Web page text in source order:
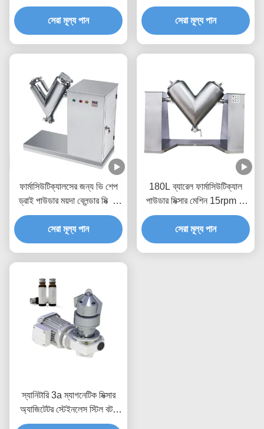
এক্স-অ্যাক্সিস ক্যালিব্রেশন সহ ড্রাম
হোল্ডার
সেরা মূল্য পান
ব্লেন্ডার
সেরা মূল্য পান
ফার্মাসিউটিক্যালসের জন্য ভি শেপ
ড্রাই পাউডার ময়দা ব্লেন্ডার মিক্সার
মেশিন
সেরা মূল্য পান
180L ব্যারেল ফার্মাসিউটিক্যাল
পাউডার মিক্সার মেশিন 15rpm V
সিরিজ
সেরা মূল্য পান
স্যানিটারি 3a ম্যাগনেটিক মিক্সার
অ্যাজিটেটর স্টেইনলেস স্টিল বটম
স্টিরার